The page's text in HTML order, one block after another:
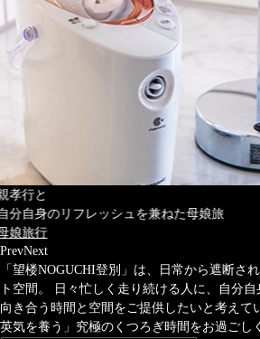
記念日に、
2人だけの時間が過ごせる旅に出る
記念日旅行
PrevNext
「望楼NOGUCHI登別」は、日常から遮断さ
ト空間。
日々忙しく走り続ける人に、自分
向き合う時間と空間をご提供したいと考えて
英気を養う」究極のくつろぎ時間をお過ごし